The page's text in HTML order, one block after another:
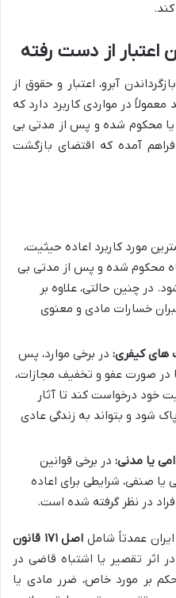
اعتبار از دست رفته
آبرو، اعتبار و حقوق از
در مواردی کاربرد دارد که
یا محکوم شده و پس از مدتی بی
آمده که اقتضای بازگشت
مورد کاربرد اعاده حیثیت،
محکوم شده و پس از مدتی بی
در چنین حالتی، علاوه بر
خسارات مادی و معنوی
های کیفری: در برخی موارد، پس
در صورت عفو و تخفیف مجازات،
خود درخواست کند تا آثار
شود و بتواند به زندگی عادی
یا مدنی: در برخی قوانین
یا صنفی، شرایطی برای اعاده
در نظر گرفته شده است.
عمدتاً شامل
اصل ۱۷۱ قانون
اثر تقصیر یا اشتباه قاضی در
بر مورد خاص، ضرر مادی یا